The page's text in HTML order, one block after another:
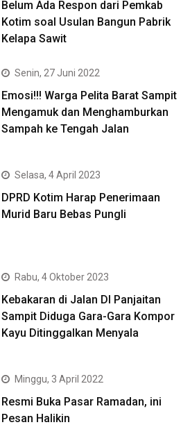
Belum Ada Respon dari Pemkab
Kotim soal Usulan Bangun Pabrik
Kelapa Sawit
Senin, 27 Juni 2022
Emosi!!! Warga Pelita Barat Sampit
Mengamuk dan Menghamburkan
Sampah ke Tengah Jalan
Selasa, 4 April 2023
DPRD Kotim Harap Penerimaan
Murid Baru Bebas Pungli
Rabu, 4 Oktober 2023
Kebakaran di Jalan DI Panjaitan
Sampit Diduga Gara-Gara Kompor
Kayu Ditinggalkan Menyala
Minggu, 3 April 2022
Resmi Buka Pasar Ramadan, ini
Pesan Halikin